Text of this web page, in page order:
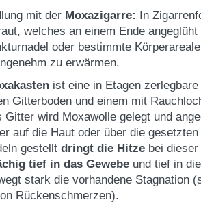
mit der Moxazigarre: In
welches an einem Ende
oder bestimmte
zu erwärmen.
ist eine in Etagen
Gitterboden und einem mit
Gitter wird Moxawolle gelegt und
auf die Haut oder über die
gestellt dringt die Hitze bei
tief in das Gewebe und tief in
stark die vorhandene Stagnation
Rückenschmerzen).